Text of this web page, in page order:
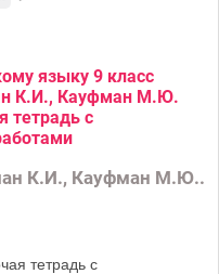
языку 9 класс
К.И., Кауфман М.Ю.
тетрадь с
К.И., Кауфман М.Ю..
тетрадь с